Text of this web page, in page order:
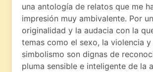
una antología de relatos que me
impresión muy ambivalente. Por
originalidad y la audacia con la
temas como el sexo, la violencia y
simbolismo son dignas de
pluma sensible e inteligente de la